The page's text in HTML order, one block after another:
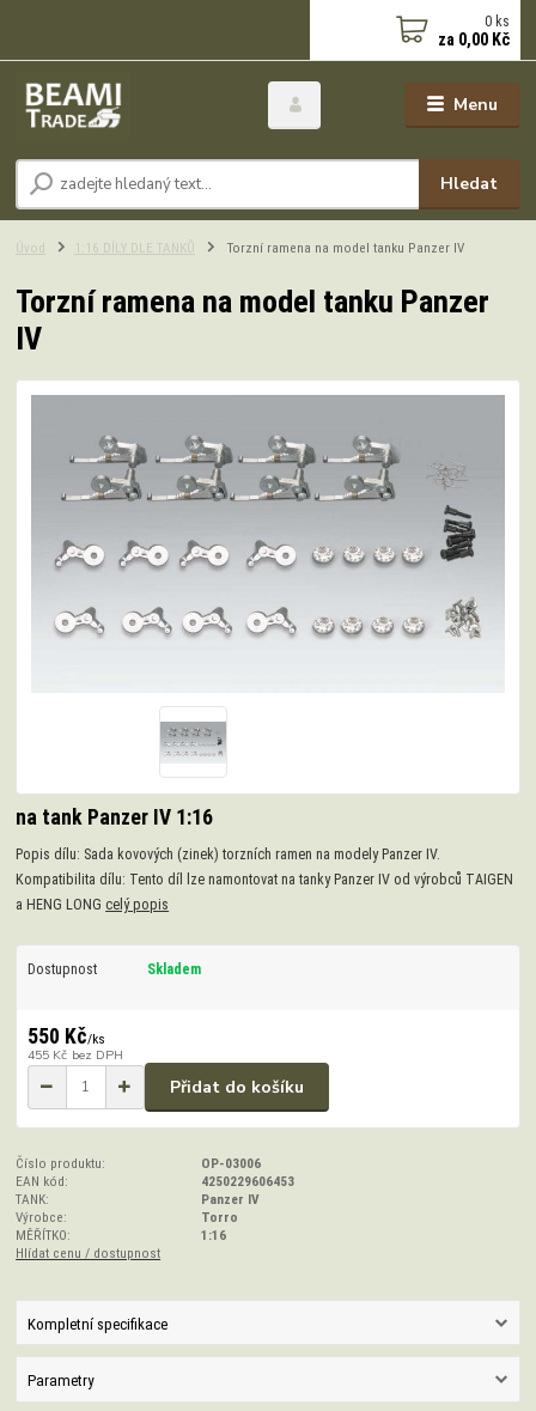
Menu
Hledat
0 ks
za 0,00 Kč
Úvod 1:16 DÍLY DLE TANKŮ Torzní ramena na model tanku Panzer IV
Torzní ramena na model tanku Panzer
IV
na tank Panzer IV 1:16
Popis dílu: Sada kovových (zinek) torzních ramen na modely Panzer IV.
Kompatibilita dílu: Tento díl lze namontovat na tanky Panzer IV od výrobců TAIGEN
a HENG LONG celý popis
Dostupnost Skladem
550 Kč/ks
455 Kč bez DPH
Přidat do košíku
Číslo produktu:
OP-03006
EAN kód:
4250229606453
TANK:
Panzer IV
Výrobce:
Torro
MĚŘÍTKO:
1:16
Hlídat cenu / dostupnost
Kompletní specifikace
Parametry